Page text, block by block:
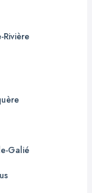
Rivière
Galié